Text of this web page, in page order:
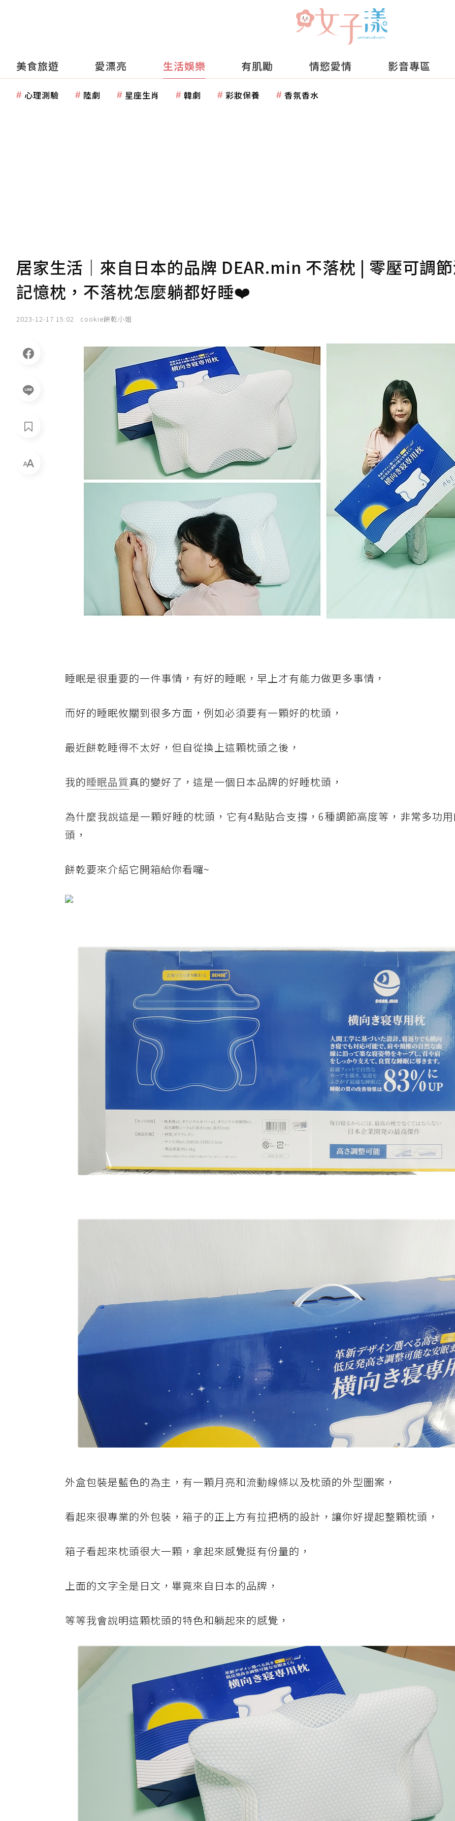
美食旅遊 愛漂亮 生活娛樂 有肌勵 情慾愛情 影音專區
心理測驗 陸劇 星座生肖 韓劇 彩妝保養 香氛香水
居家生活｜來自日本的品牌 DEAR.min 不落枕 | 零壓可調
記憶枕，不落枕怎麼躺都好睡❤️
2023-12-17 15:02 cookie餅乾小姐
睡眠是很重要的一件事情，有好的睡眠，早上才有能力做更多事情，
而好的睡眠攸關到很多方面，例如必須要有一顆好的枕頭，
最近餅乾睡得不太好，但自從換上這顆枕頭之後，
我的睡眠品質真的變好了，這是一個日本品牌的好睡枕頭，
為什麼我說這是一顆好睡的枕頭，它有4點貼合支撐，6種調節高度等，非常多功
頭，
餅乾要來介紹它開箱給你看囉~
外盒包裝是藍色的為主，有一顆月亮和流動線條以及枕頭的外型圖案，
看起來很專業的外包裝，箱子的正上方有拉把柄的設計，讓你好提起整顆枕頭，
箱子看起來枕頭很大一顆，拿起來感覺挺有份量的，
上面的文字全是日文，畢竟來自日本的品牌，
等等我會說明這顆枕頭的特色和躺起來的感覺，